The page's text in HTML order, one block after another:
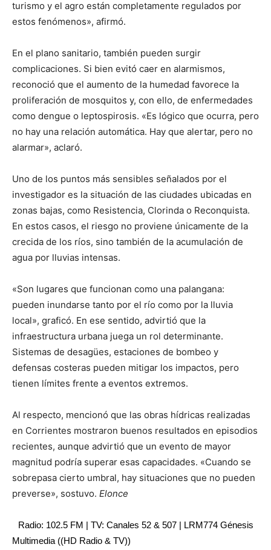
turismo y el agro están completamente regulados por
estos fenómenos», afirmó.
En el plano sanitario, también pueden surgir
complicaciones. Si bien evitó caer en alarmismos,
reconoció que el aumento de la humedad favorece la
proliferación de mosquitos y, con ello, de enfermedades
como dengue o leptospirosis. «Es lógico que ocurra, pero
no hay una relación automática. Hay que alertar, pero no
alarmar», aclaró.
Uno de los puntos más sensibles señalados por el
investigador es la situación de las ciudades ubicadas en
zonas bajas, como Resistencia, Clorinda o Reconquista.
En estos casos, el riesgo no proviene únicamente de la
crecida de los ríos, sino también de la acumulación de
agua por lluvias intensas.
«Son lugares que funcionan como una palangana:
pueden inundarse tanto por el río como por la lluvia
local», graficó. En ese sentido, advirtió que la
infraestructura urbana juega un rol determinante.
Sistemas de desagües, estaciones de bombeo y
defensas costeras pueden mitigar los impactos, pero
tienen límites frente a eventos extremos.
Al respecto, mencionó que las obras hídricas realizadas
en Corrientes mostraron buenos resultados en episodios
recientes, aunque advirtió que un evento de mayor
magnitud podría superar esas capacidades. «Cuando se
sobrepasa cierto umbral, hay situaciones que no pueden
preverse», sostuvo. Elonce
Radio: 102.5 FM | TV: Canales 52 & 507 | LRM774 Génesis
Multimedia ((HD Radio & TV))